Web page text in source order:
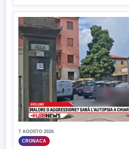
7 AGOSTO 2026
CRONACA